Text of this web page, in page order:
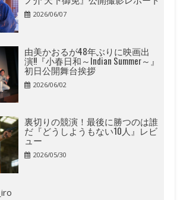
2026/06/07
由美かおるが48年ぶりに映画出
演!!『小春日和～Indian Summer～』
初日公開舞台挨拶
2026/06/02
裏切りの競演！最後に勝つのは誰
だ『どうしようもない10人』レビ
ュー
2026/05/30